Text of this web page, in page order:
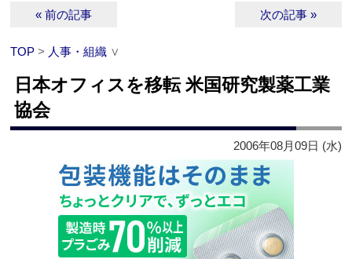
« 前の記事 次の記事 »
TOP > 人事・組織 ∨
日本オフィスを移転 米国研究製薬工業
協会
2006年08月09日 (水)